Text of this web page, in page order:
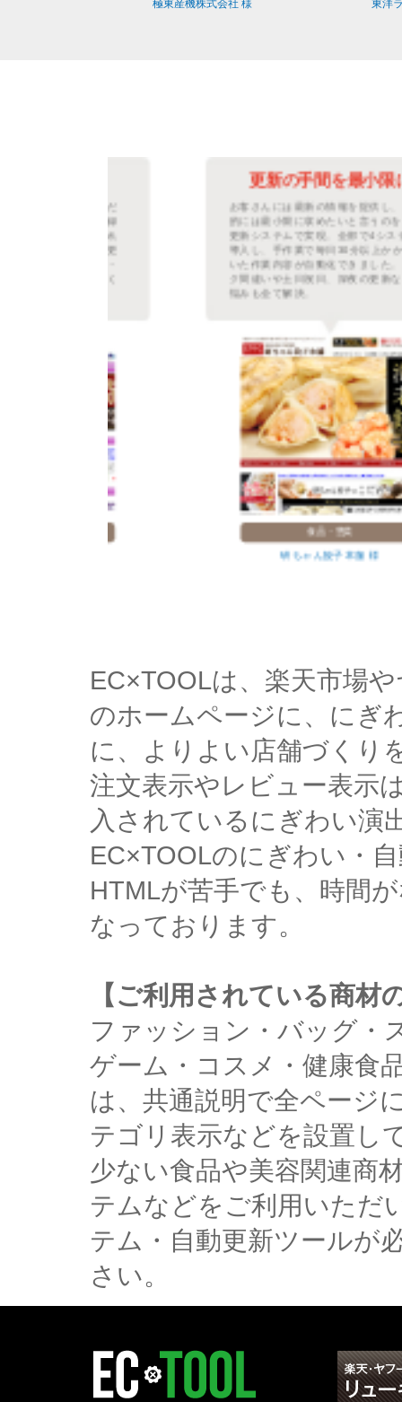
極東産機株式会社 様 東洋
更新の手間を最小限に
お客さんには最新の情報を提供し、作業
的には最小限に収めたいと言うのを自動
更新システムで実現。全部で4システムを
導入し、手作業で毎日30分以上かかって
いた作業内容が自動化できました。リン
ク間違いや土日祝日、深夜の更新などの
研ちゃん餃子本舗 様
EC×TOOLは、楽天市場
のホームページに、にぎ
に、よりよい店舗づくり
注文表示やレビュー表示
入されているにぎわい演
EC×TOOLのにぎわい・
HTMLが苦手でも、時間
なっております。
【ご利用されている商材
ファッション・バッグ・
ゲーム・コスメ・健康食
は、共通説明で全ページ
テゴリ表示などを設置し
少ない食品や美容関連商
テムなどをご利用いただ
テム・自動更新ツールが
さい。